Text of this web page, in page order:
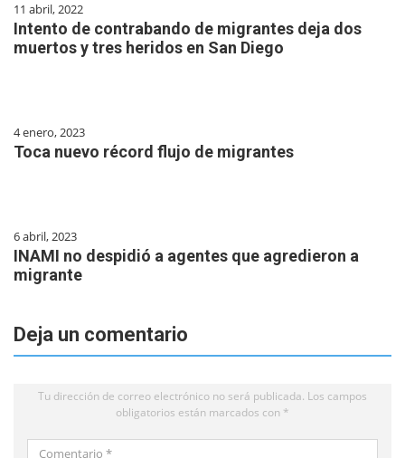
11 abril, 2022
Intento de contrabando de migrantes deja dos
muertos y tres heridos en San Diego
4 enero, 2023
Toca nuevo récord flujo de migrantes
6 abril, 2023
INAMI no despidió a agentes que agredieron a
migrante
Deja un comentario
Tu dirección de correo electrónico no será publicada. Los campos
obligatorios están marcados con *
Comentario